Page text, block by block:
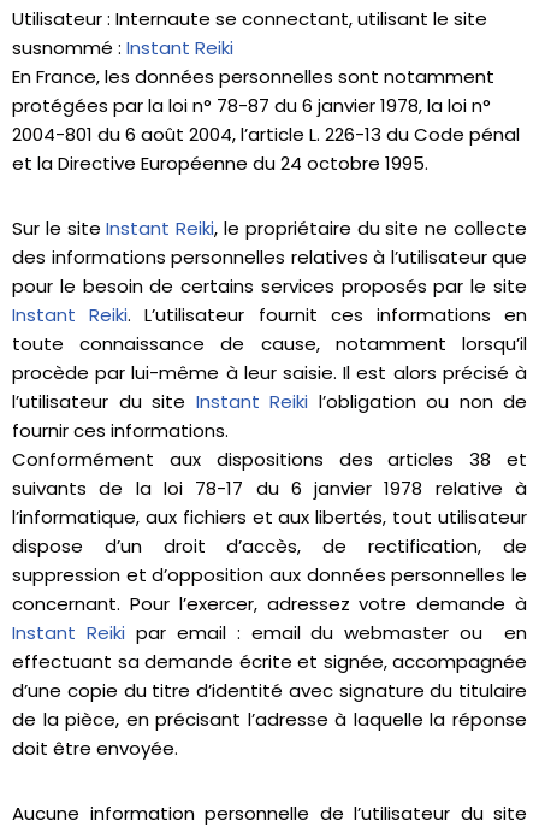
Utilisateur : Internaute se connectant, utilisant le site
susnommé : Instant Reiki
En France, les données personnelles sont notamment
protégées par la loi n° 78-87 du 6 janvier 1978, la loi n°
2004-801 du 6 août 2004, l’article L. 226-13 du Code pénal
et la Directive Européenne du 24 octobre 1995.
Sur le siteInstant Reiki, le propriétaire du site ne collecte
des informations personnelles relatives à l’utilisateur que
pour le besoin de certains services proposés par le site
Instant Reiki. L’utilisateur fournit ces informations en
toute connaissance de cause, notamment lorsqu’il
procède par lui-même à leur saisie. Il est alors précisé à
l’utilisateur du site Instant Reiki l’obligation ou non de
fournir ces informations.
Conformément aux dispositions des articles 38 et
suivants de la loi 78-17 du 6 janvier 1978 relative à
l’informatique, aux fichiers et aux libertés, tout utilisateur
dispose d’un droit d’accès, de rectification, de
suppression et d’opposition aux données personnelles le
concernant. Pour l’exercer, adressez votre demande à
Instant Reiki par email : email du webmaster ou en
effectuant sa demande écrite et signée, accompagnée
d’une copie du titre d’identité avec signature du titulaire
de la pièce, en précisant l’adresse à laquelle la réponse
doit être envoyée.
Aucune information personnelle de l’utilisateur du site